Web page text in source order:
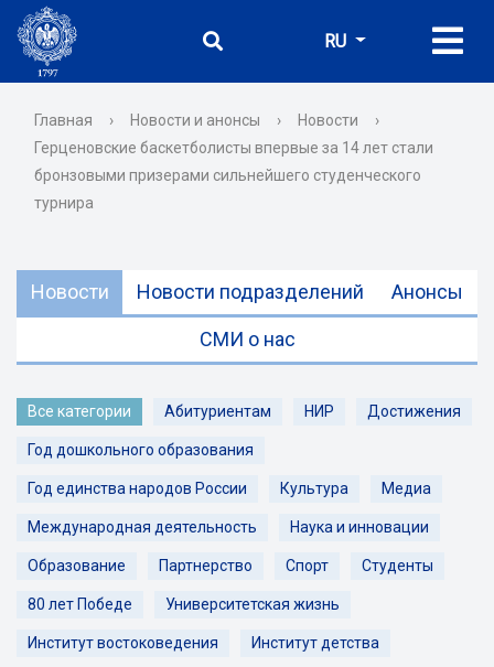
RU
Главная › Новости и анонсы › Новости
›
Герценовские баскетболисты впервые за 14 лет стали
бронзовыми призерами сильнейшего студенческого
турнира
Новости Новости подразделений Анонсы
СМИ о нас
Все категории Абитуриентам НИР Достижения
Год дошкольного образования
Год единства народов России Культура Медиа
Международная деятельность Наука и инновации
Образование Партнерство Спорт Студенты
80 лет Победе Университетская жизнь
Институт востоковедения Институт детства